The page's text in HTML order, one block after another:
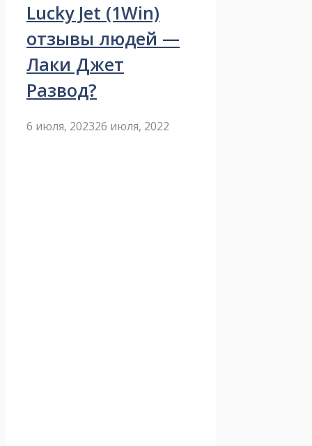
Lucky Jet (1Win)
отзывы людей —
Лаки Джет
Развод?
6 июля, 202326 июля, 2022